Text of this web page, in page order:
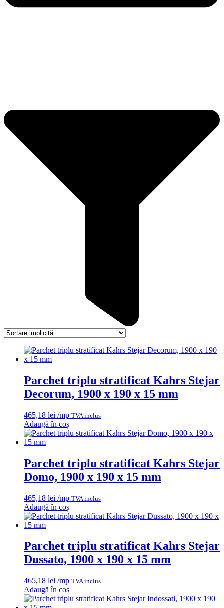
Parchet triplu stratificat Kahrs Stejar
Decorum, 1900 x 190 x 15 mm
465,18 lei /mp TVA inclus
Adaugă în coș
Parchet triplu stratificat Kahrs Stejar
Domo, 1900 x 190 x 15 mm
465,18 lei /mp TVA inclus
Adaugă în coș
Parchet triplu stratificat Kahrs Stejar
Dussato, 1900 x 190 x 15 mm
465,18 lei /mp TVA inclus
Adaugă în coș